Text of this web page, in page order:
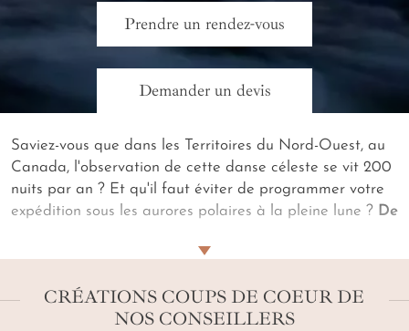
Prendre un rendez-vous
Demander un devis
Saviez-vous que dans les Territoires du Nord-Ouest, au
Canada, l'observation de cette danse céleste se vit 200
nuits par an ? Et qu'il faut éviter de programmer votre
expédition sous les aurores polaires à la pleine lune ? De
où et quand
Plus encore, nos spécialistes et concierges savent
comment ce luxueux voyage loin de nos cieux citadins en
CRÉATIONS COUPS DE COEUR DE
NOS CONSEILLERS